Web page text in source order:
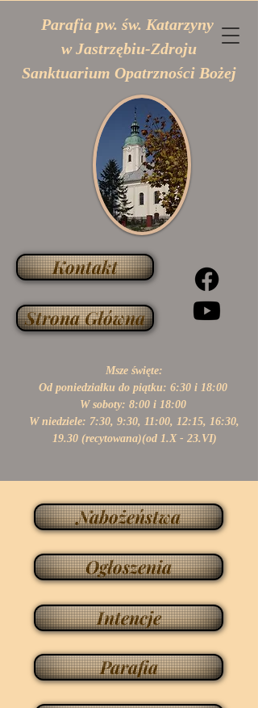
Parafia pw. św. Katarzyny
w Jastrzębiu-Zdroju
Sanktuarium Opatrzności Bożej
Kontakt
Strona Główna
Msze święte:
Od poniedziałku do piątku: 6:30 i 18:00
W soboty: 8:00 i 18:00
W niedziele: 7:30, 9:30, 11:00, 12:15, 16:30,
19.30 (recytowana)(od 1.X - 23.VI)
Nabożeństwa
Ogłoszenia
Intencje
Parafia